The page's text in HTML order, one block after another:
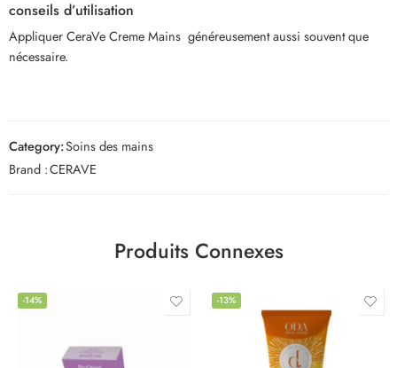
conseils d’utilisation
Appliquer CeraVe Creme Mains généreusement aussi souvent que
nécessaire.
Category:Soins des mains
Brand :CERAVE
Produits Connexes
-14% -13%